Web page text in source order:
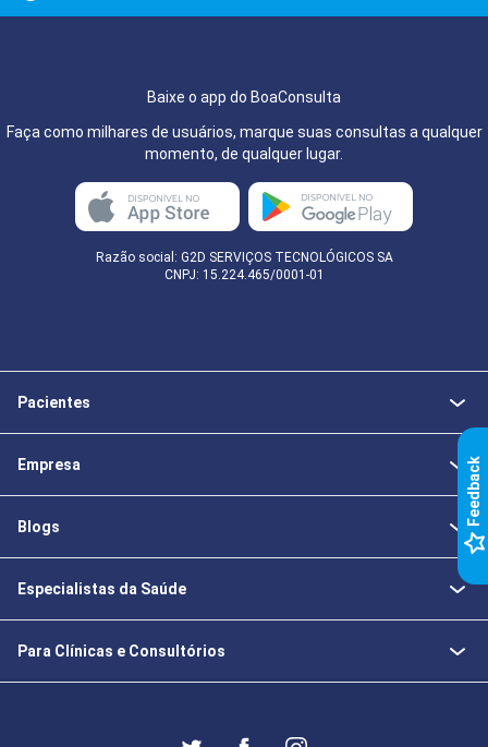
Baixe o app do BoaConsulta
Faça como milhares de usuários, marque suas consultas a qualquer
momento, de qualquer lugar.
Razão social: G2D SERVIÇOS TECNOLÓGICOS SA
CNPJ: 15.224.465/0001-01
Pacientes
Empresa
Blogs
Especialistas da Saúde
Para Clínicas e Consultórios
k